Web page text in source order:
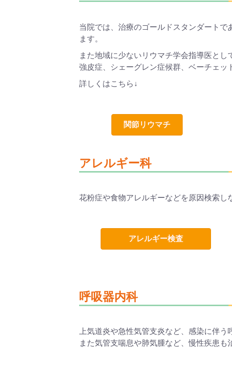
当院では、治療のゴールドスタンダートで
ます。
また地域に少ないリウマチ学会指導医と
強皮症、シェーグレン症候群、ベーチェッ
詳しくはこちら ↓
関節リウマチ
アレルギー科
花粉症や食物アレルギーなどを原因検索し
アレルギー検査
呼吸器内科
上気道炎や急性気管支炎など、感染に伴う
また気管支喘息や肺気腫など、慢性疾患も